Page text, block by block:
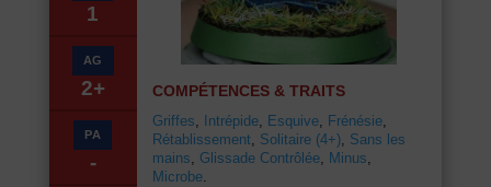
1
AG
2+
PA
-
COMPÉTENCES & TRAITS
Griffes, Intrépide, Esquive, Frénésie,
Rétablissement, Solitaire (4+), Sans les
mains, Glissade Contrôlée, Minus,
Microbe.